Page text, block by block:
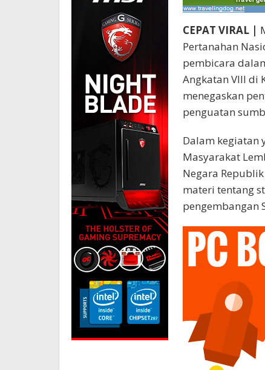
CEPAT VIRAL |
Pertanahan
pembicara
Angkatan VIII di
menegaskan
penguatan
Dalam kegiatan
Masyarakat
Negara
materi tentang
pengembangan